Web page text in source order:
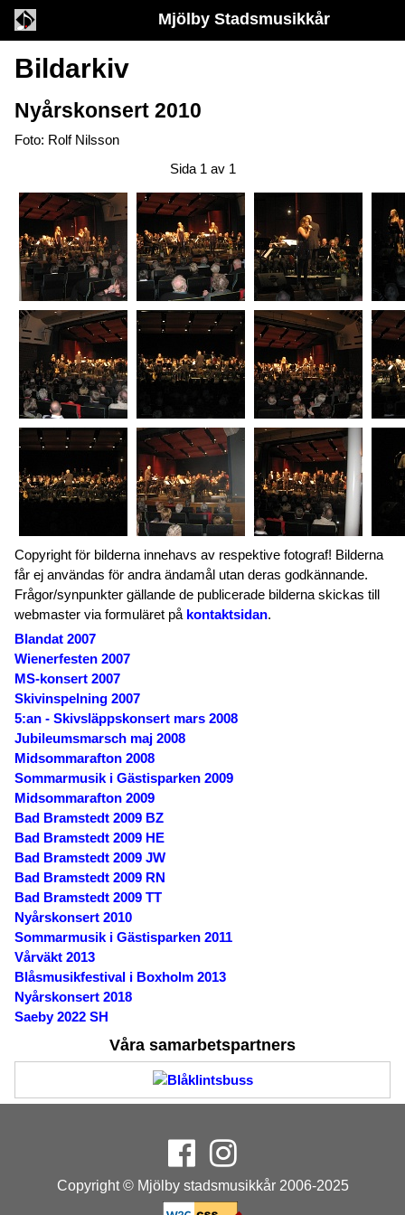
Mjölby Stadsmusikkår
Bildarkiv
Nyårskonsert 2010
Foto: Rolf Nilsson
Sida 1 av 1
Copyright för bilderna innehavs av respektive fotograf! Bilderna
får ej användas för andra ändamål utan deras godkännande.
Frågor/synpunkter gällande de publicerade bilderna skickas till
webmaster via formuläret på kontaktsidan.
Blandat 2007
Wienerfesten 2007
MS-konsert 2007
Skivinspelning 2007
5:an - Skivsläppskonsert mars 2008
Jubileumsmarsch maj 2008
Midsommarafton 2008
Sommarmusik i Gästisparken 2009
Midsommarafton 2009
Bad Bramstedt 2009 BZ
Bad Bramstedt 2009 HE
Bad Bramstedt 2009 JW
Bad Bramstedt 2009 RN
Bad Bramstedt 2009 TT
Nyårskonsert 2010
Sommarmusik i Gästisparken 2011
Vårväkt 2013
Blåsmusikfestival i Boxholm 2013
Nyårskonsert 2018
Saeby 2022 SH
Våra samarbetspartners
Copyright © Mjölby stadsmusikkår 2006-2025